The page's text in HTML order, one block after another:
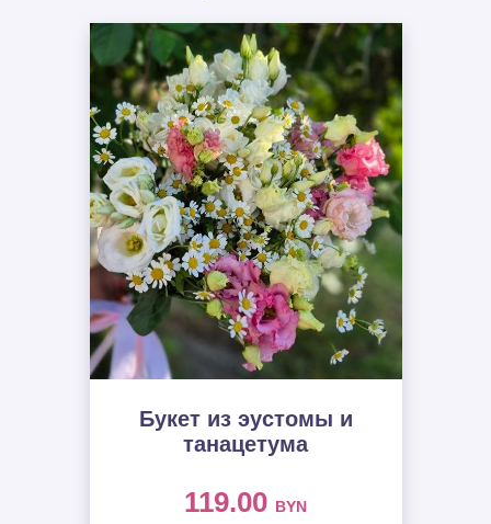
Букет из эустомы и
танацетума
119.00 BYN